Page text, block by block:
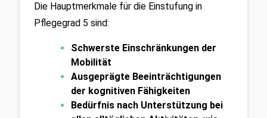
Die Hauptmerkmale für die Einstufung in
Pflegegrad 5 sind:
Schwerste Einschränkungen der
Mobilität
Ausgeprägte Beeinträchtigungen
der kognitiven Fähigkeiten
Bedürfnis nach Unterstützung bei